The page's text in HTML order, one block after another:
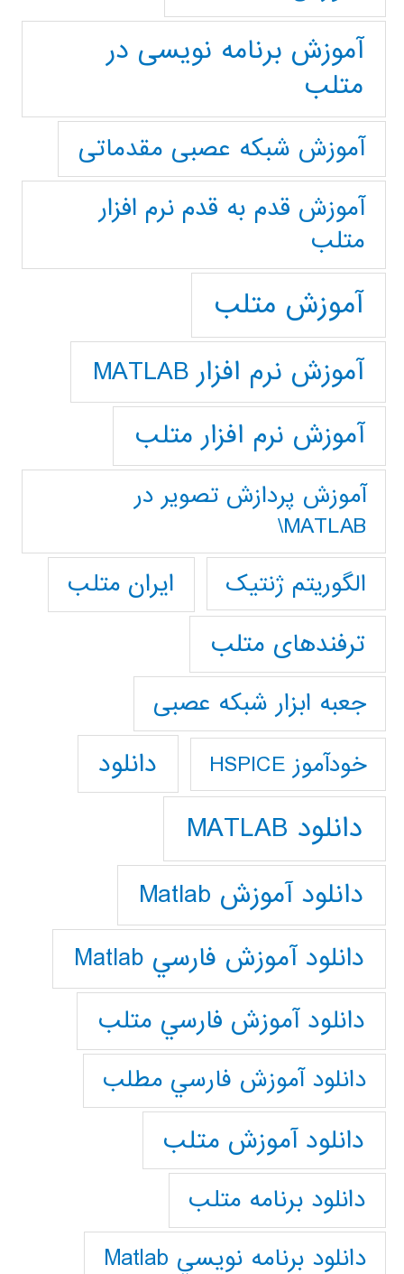
آموزش برنامه نویسی در
متلب
آموزش شبکه عصبی مقدماتی
آموزش قدم به قدم نرم افزار
متلب
آموزش متلب
آموزش نرم افزار MATLAB
آموزش نرم افزار متلب
آموزش پردازش تصوير در
MATLAB\
الگوریتم ژنتیک
ایران متلب
ترفندهای متلب
جعبه ابزار شبکه عصبی
خودآموز HSPICE دانلود
دانلود MATLAB
دانلود آموزش Matlab
دانلود آموزش فارسي Matlab
دانلود آموزش فارسي متلب
دانلود آموزش فارسي مطلب
دانلود آموزش متلب
دانلود برنامه متلب
دانلود برنامه نويسي Matlab